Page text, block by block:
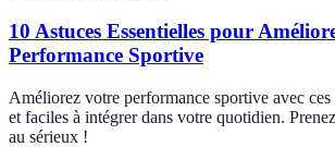
10 Astuces Essentielles pour
Performance Sportive
Améliorez votre performance sportive avec ces
et faciles à intégrer dans votre quotidien.
au sérieux !